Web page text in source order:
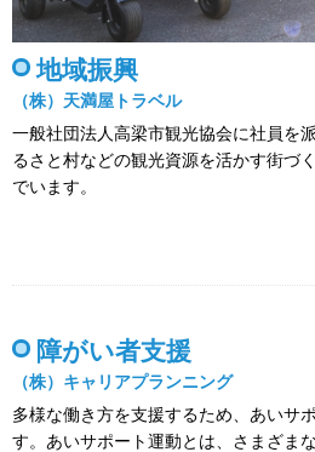
地域振興
（株）天満屋トラベル
一般社団法人高梁市観光協会に社員を
るさと村などの観光資源を活かす街づ
でいます。
障がい者支援
（株）キャリアプランニング
多様な働き方を支援するため、あいサ
す。あいサポート運動とは、さまざま